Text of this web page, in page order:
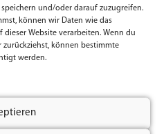
und/oder darauf zuzugreifen.
können wir Daten wie das
Website verarbeiten. Wenn du
können bestimmte
werden.
für
Rapid Air Digitaldruck